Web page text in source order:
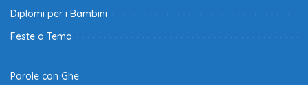
Diplomi per i Bambini
Feste a Tema
Parole con Ghe